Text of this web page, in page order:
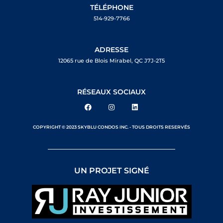
TÉLÉPHONE
514-929-7766
ADRESSE
12065 rue de Blois Mirabel, QC J7J-2T5
RÉSEAUX SOCIAUX
COPYRIGHT © 2023 SKYBLU CONDOS INC. - TOUS DROITS RESERVÉS
UN PROJET SIGNÉ